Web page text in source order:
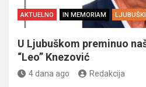
AKTUELNO IN MEMORIAM LJUBUŠKI
U Ljubuškom preminuo
“Leo” Knezović
4 dana ago Redakcija